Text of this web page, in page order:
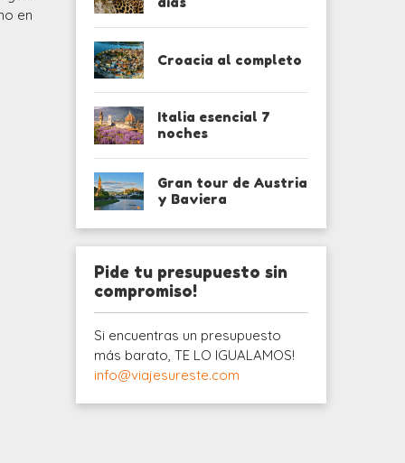
en
Croacia al completo
Italia esencial 7
noches
Gran tour de Austria
y Baviera
Pide tu presupuesto sin
compromiso!
Si encuentras un presupuesto
más barato, TE LO IGUALAMOS!
info@viajesureste.com